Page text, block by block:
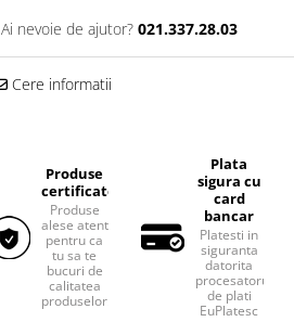
Ai nevoie de ajutor? 021.337.28.03
Cere informatii
Produse
certificate
Produse
alese atent
pentru ca
tu sa te
bucuri de
calitatea
produselor.
Plata
sigura cu
card
bancar
Platesti in
siguranta
datorita
procesatorului
de plati
EuPlatesc